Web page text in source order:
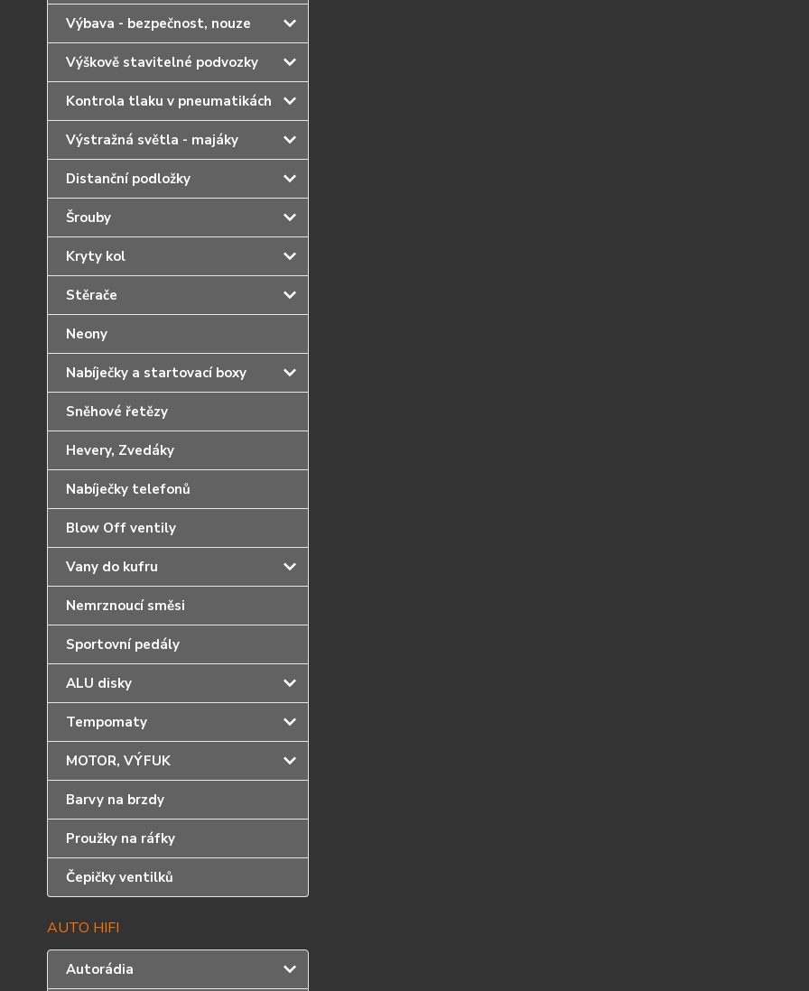
Výbava - bezpečnost, nouze
Výškově stavitelné podvozky
Kontrola tlaku v pneumatikách
Výstražná světla - majáky
Distanční podložky
Šrouby
Kryty kol
Stěrače
Neony
Nabíječky a startovací boxy
Sněhové řetězy
Hevery, Zvedáky
Nabíječky telefonů
Blow Off ventily
Vany do kufru
Nemrznoucí směsi
Sportovní pedály
ALU disky
Tempomaty
MOTOR, VÝFUK
Barvy na brzdy
Proužky na ráfky
Čepičky ventilků
AUTO HIFI
Autorádia